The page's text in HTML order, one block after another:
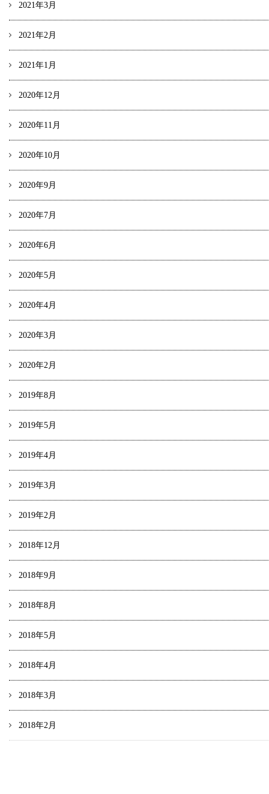
2021年3月
2021年2月
2021年1月
2020年12月
2020年11月
2020年10月
2020年9月
2020年7月
2020年6月
2020年5月
2020年4月
2020年3月
2020年2月
2019年8月
2019年5月
2019年4月
2019年3月
2019年2月
2018年12月
2018年9月
2018年8月
2018年5月
2018年4月
2018年3月
2018年2月